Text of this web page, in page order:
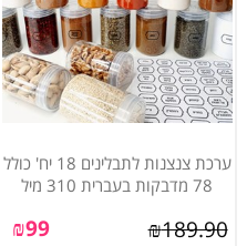
ערכת צנצנות לתבלינים 18 יח' כולל
78 מדבקות בעברית 310 מיל
₪189.90
₪99